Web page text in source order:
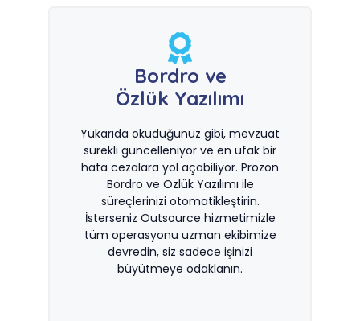
Bordro ve
Özlük Yazılımı
Yukarıda okuduğunuz gibi, mevzuat
sürekli güncelleniyor ve en ufak bir
hata cezalara yol açabiliyor. Prozon
Bordro ve Özlük Yazılımı ile
süreçlerinizi otomatikleştirin.
İsterseniz Outsource hizmetimizle
tüm operasyonu uzman ekibimize
devredin, siz sadece işinizi
büyütmeye odaklanın.